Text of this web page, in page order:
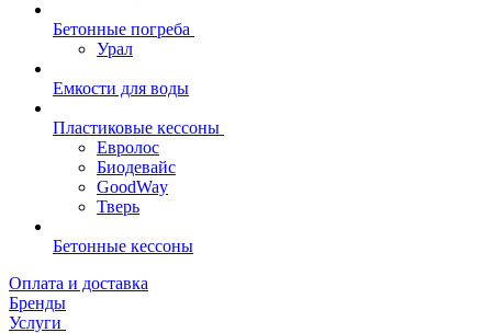
Бетонные погреба
Урал
Емкости для воды
Пластиковые кессоны
Евролос
Биодевайс
GoodWay
Тверь
Бетонные кессоны
Оплата и доставка
Бренды
Услуги